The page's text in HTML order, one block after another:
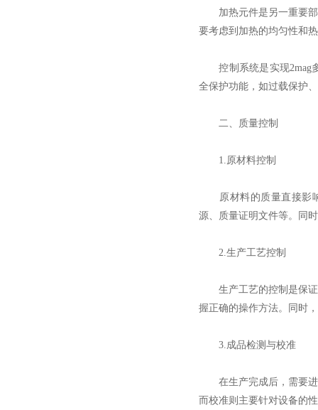
加热元件是另一重要部
要考虑到加热的均匀性和
控制系统是实现2mag多
全保护功能，如过载保护
二、质量控制
1.原材料控制
原材料的质量直接影响
源、质量证明文件等。同
2.生产工艺控制
生产工艺的控制是保证
握正确的操作方法。同时
3.成品检测与校准
在生产完成后，需要进
而校准则主要针对设备的